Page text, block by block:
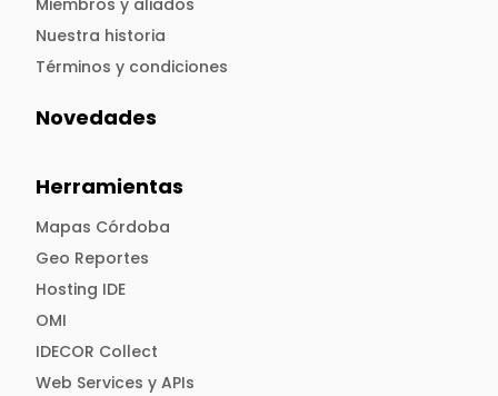
Miembros y aliados
Nuestra historia
Términos y condiciones
Novedades
Herramientas
Mapas Córdoba
Geo Reportes
Hosting IDE
OMI
IDECOR Collect
Web Services y APIs